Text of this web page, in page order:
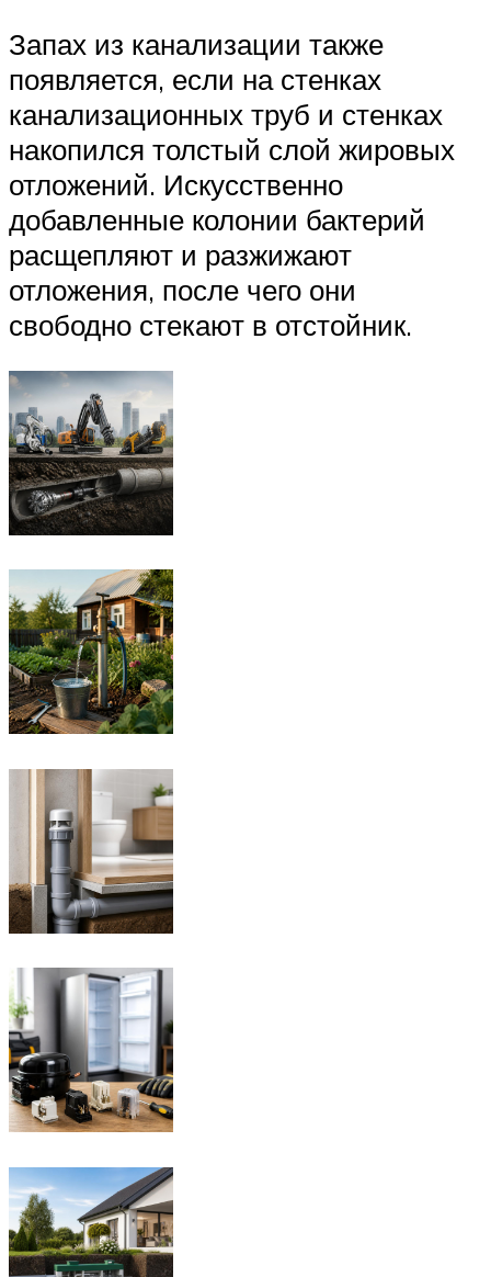
Запах из канализации также
появляется, если на стенках
канализационных труб и стенках
накопился толстый слой жировых
отложений. Искусственно
добавленные колонии бактерий
расщепляют и разжижают
отложения, после чего они
свободно стекают в отстойник.